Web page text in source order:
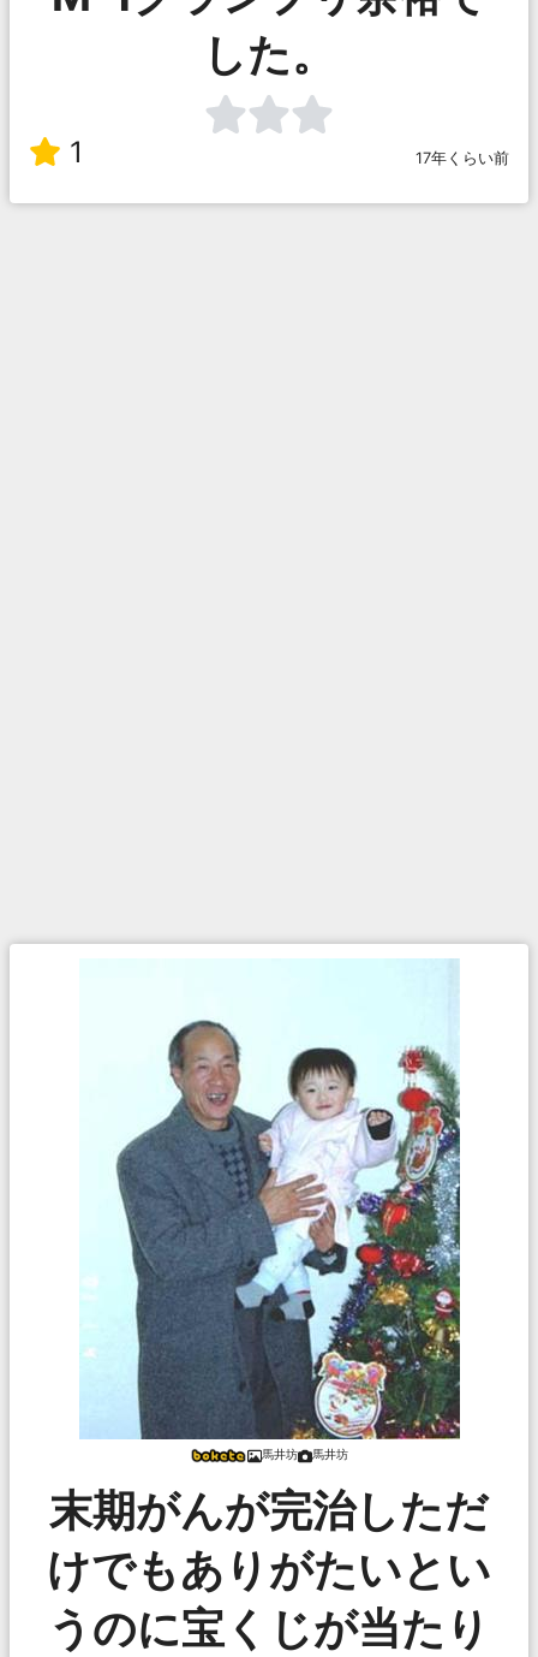
した。
1 17年くらい前
馬井坊 馬井坊
末期がんが完治しただ
けでもありがたいとい
うのに宝くじが当たり